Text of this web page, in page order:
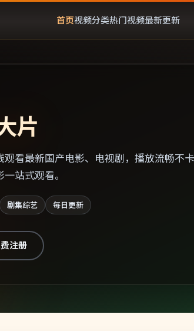
首页视频分类热门视频最新更新
片
观看最新国产电影、电视剧，播放流畅不
站式观看。
剧集综艺 每日更新
注册